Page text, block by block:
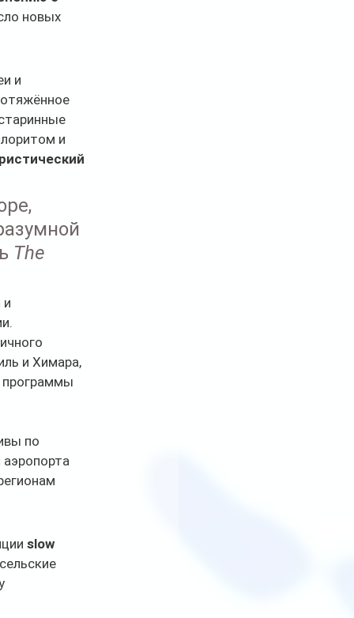
новых
и
и
The
и
и Химара,
программы
по
slow